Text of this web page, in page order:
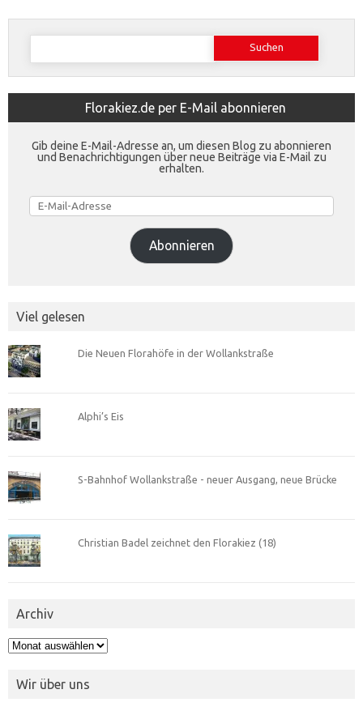
Suchen
Florakiez.de per E-Mail abonnieren
Gib deine E-Mail-Adresse an, um diesen Blog zu abonnieren
und Benachrichtigungen über neue Beiträge via E-Mail zu
erhalten.
E-
Mail-
Adresse
Abonnieren
Viel gelesen
Die Neuen Florahöfe in der Wollankstraße
Alphi’s Eis
S-Bahnhof Wollankstraße - neuer Ausgang, neue Brücke
Christian Badel zeichnet den Florakiez (18)
Archiv
Archiv
Wir über uns